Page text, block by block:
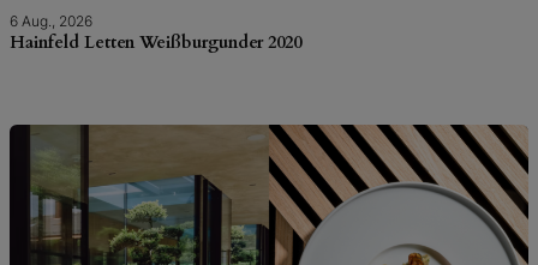
6 Aug., 2026
Hainfeld Letten Weißburgunder 2020